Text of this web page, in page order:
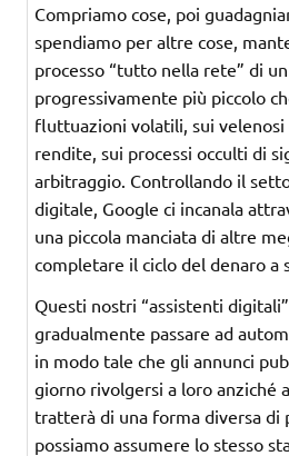
Compriamo cose, poi
spendiamo per altre cose,
processo “tutto nella rete” di
progressivamente più piccolo
fluttuazioni volatili, sui velenosi
rendite, sui processi occulti di
arbitraggio. Controllando il
digitale, Google ci incanala
una piccola manciata di altre
completare il ciclo del denaro a
Questi nostri “assistenti
gradualmente passare ad
in modo tale che gli annunci
giorno rivolgersi a loro anziché
tratterà di una forma diversa di
possiamo assumere lo stesso